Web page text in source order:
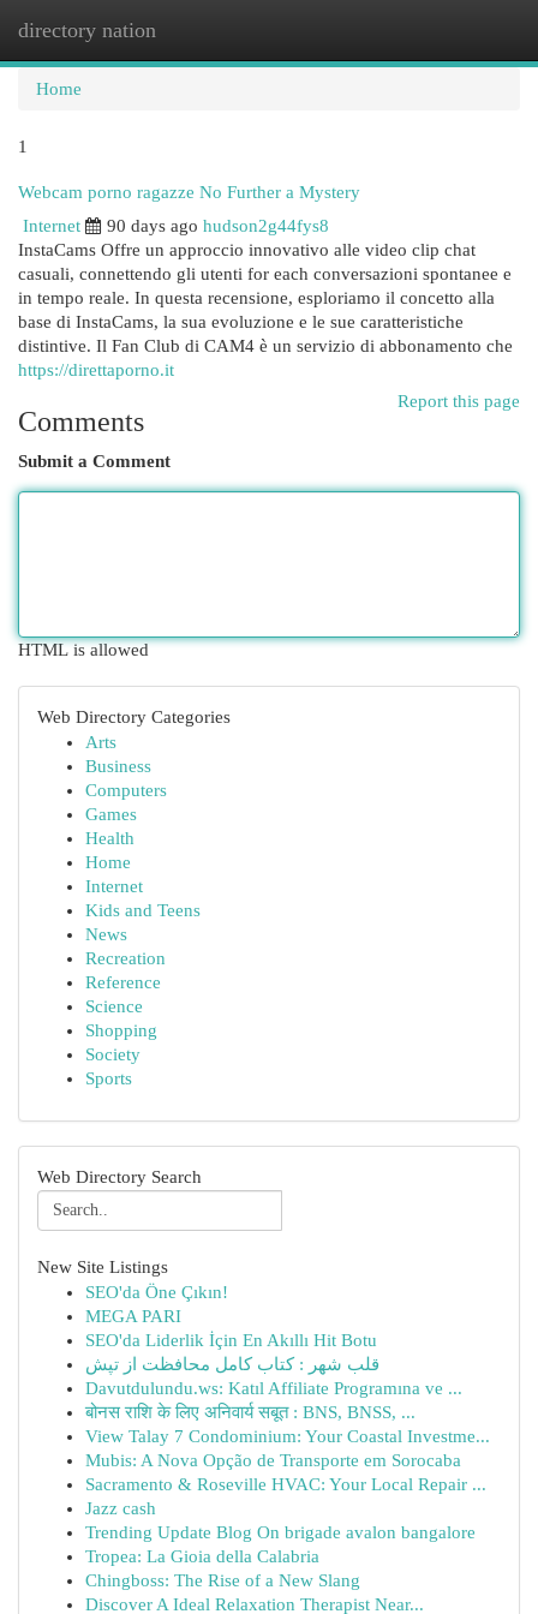
directory nation
Home
1
Webcam porno ragazze No Further a Mystery
Internet
90 days ago hudson2g44fys8
InstaCams Offre un approccio innovativo alle video clip chat
casuali, connettendo gli utenti for each conversazioni spontanee e
in tempo reale. In questa recensione, esploriamo il concetto alla
base di InstaCams, la sua evoluzione e le sue caratteristiche
distintive. Il Fan Club di CAM4 è un servizio di abbonamento che
https://direttaporno.it
Report this page
Comments
Submit a Comment
HTML is allowed
Web Directory Categories
Arts
Business
Computers
Games
Health
Home
Internet
Kids and Teens
News
Recreation
Reference
Science
Shopping
Society
Sports
Web Directory Search
New Site Listings
SEO'da Öne Çıkın!
MEGA PARI
SEO'da Liderlik İçin En Akıllı Hit Botu
قلب شهر : کتاب کامل محافظت از تپش
Davutdulundu.ws: Katıl Affiliate Programına ve ...
बोनस राशि के लिए अनिवार्य सबूत : BNS, BNSS, ...
View Talay 7 Condominium: Your Coastal Investme...
Mubis: A Nova Opção de Transporte em Sorocaba
Sacramento & Roseville HVAC: Your Local Repair ...
Jazz cash
Trending Update Blog On brigade avalon bangalore
Tropea: La Gioia della Calabria
Chingboss: The Rise of a New Slang
Discover A Ideal Relaxation Therapist Near...